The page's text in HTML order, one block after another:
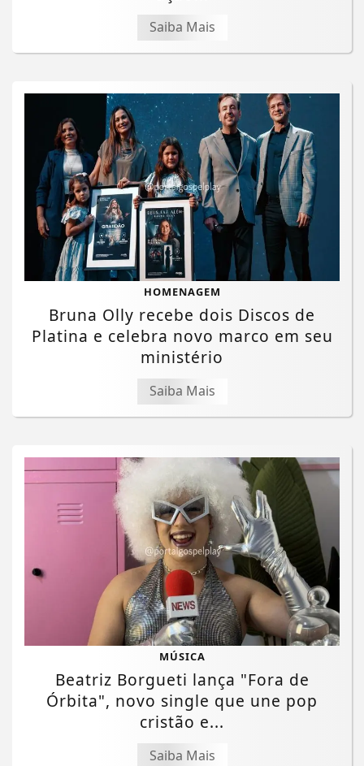
Saiba Mais
HOMENAGEM
Bruna Olly recebe dois Discos de
Platina e celebra novo marco em seu
ministério
Saiba Mais
MÚSICA
Beatriz Borgueti lança "Fora de
Órbita", novo single que une pop
cristão e...
Saiba Mais